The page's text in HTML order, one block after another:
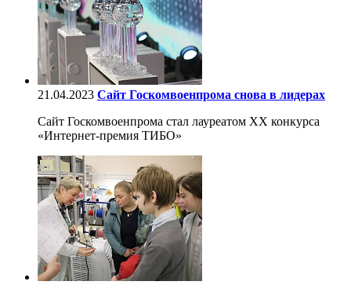
21.04.2023 Сайт Госкомвоенпрома снова в лидерах
Сайт Госкомвоенпрома стал лауреатом XX конкурса
«Интернет-премия ТИБО»